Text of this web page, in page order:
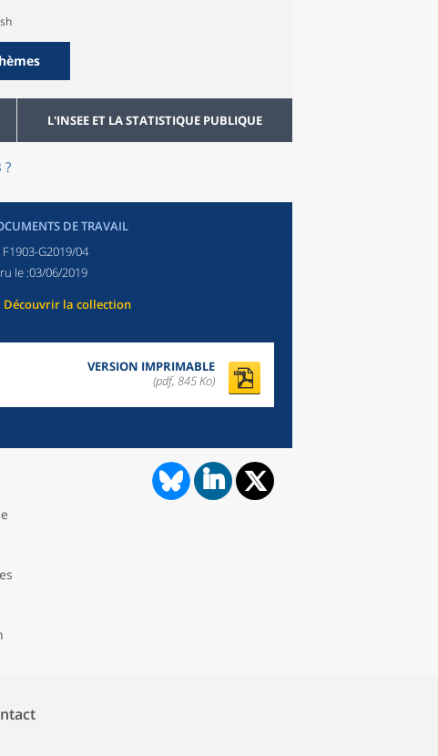
L'INSEE ET LA STATISTIQUE PUBLIQUE
?
DE TRAVAIL
F1903-G2019/04
le :03/06/2019
Découvrir la collection
VERSION IMPRIMABLE
(pdf, 845 Ko)